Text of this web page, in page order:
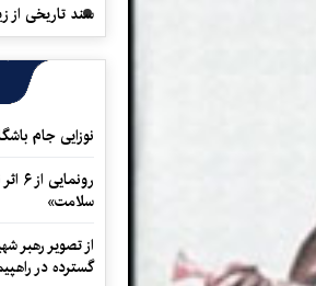
سند تاریخی از
نوزایی جام
سلامت»
از تصویر رهبر
گسترده در